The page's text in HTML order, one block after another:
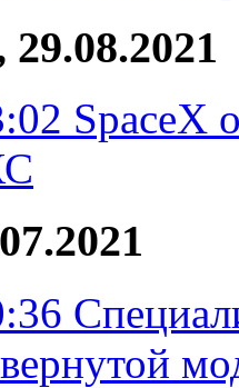
29.08.2021
SpaceX